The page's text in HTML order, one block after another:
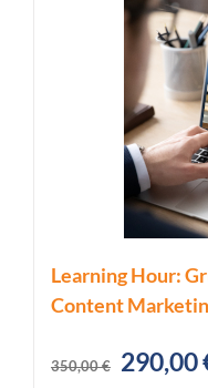
Learning Hour:
Content
350,00€ 290,00